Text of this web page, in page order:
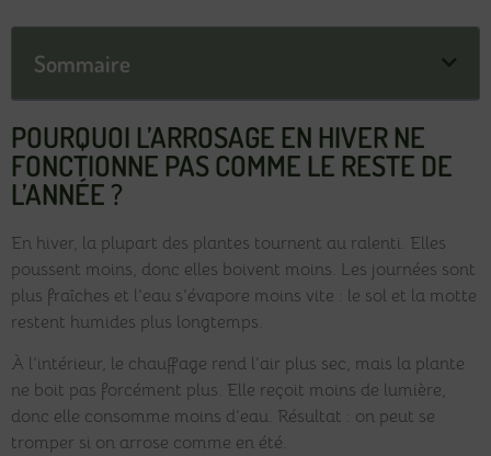
Sommaire
POURQUOI L’ARROSAGE EN HIVER NE
FONCTIONNE PAS COMME LE RESTE DE
L’ANNÉE ?
En hiver, la plupart des plantes tournent au ralenti. Elles
poussent moins, donc elles boivent moins. Les journées sont
plus fraîches et l’eau s’évapore moins vite : le sol et la motte
restent humides plus longtemps.
À l’intérieur, le chauffage rend l’air plus sec, mais la plante
ne boit pas forcément plus. Elle reçoit moins de lumière,
donc elle consomme moins d’eau. Résultat : on peut se
tromper si on arrose comme en été.